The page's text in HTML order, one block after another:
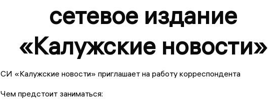
сетевое издание
«Калужские новости»
СИ «Калужские новости» приглашает на работу корреспондента
Чем предстоит заниматься: